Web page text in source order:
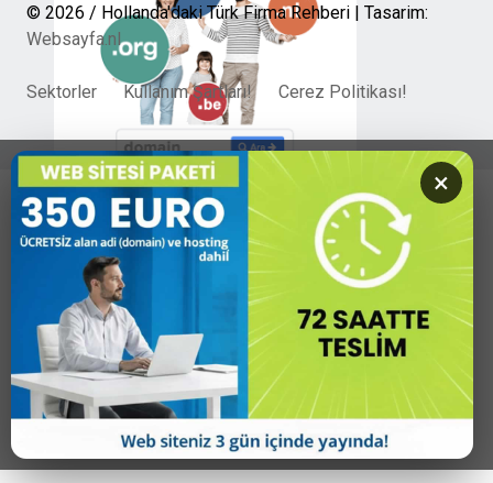
© 2026 / Hollanda'daki Türk Firma Rehberi | Tasarim:
Websayfa.nl
Sektorler Kullanım Şartları! Cerez Politikası!
×